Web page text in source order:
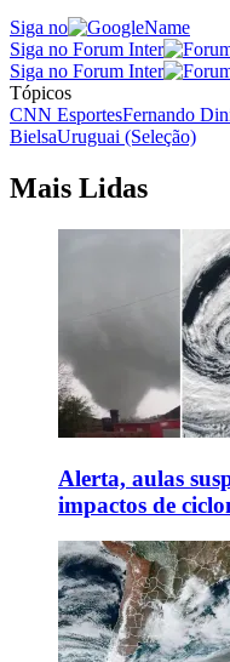
Siga no
Siga no Forum Inter
Siga no Forum Inter
Tópicos
CNN EsportesFernando
BielsaUruguai (Seleção)
Mais Lidas
Alerta, aulas
impactos de